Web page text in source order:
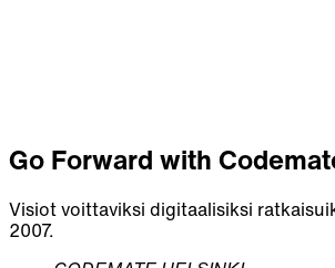
Go Forward with
Visiot voittaviksi digitaalisiksi
2007.